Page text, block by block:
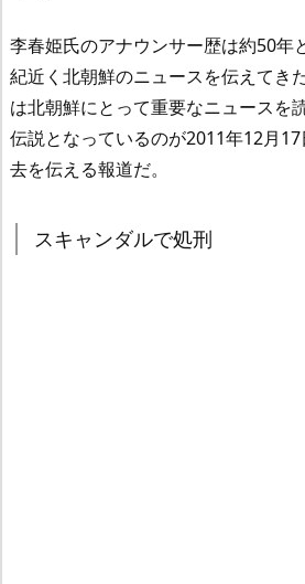
李春姫氏のアナウンサー歴は約50年
紀近く北朝鮮のニュースを伝えてき
は北朝鮮にとって重要なニュースを
伝説となっているのが2011年12月
去を伝える報道だ。
スキャンダルで処刑